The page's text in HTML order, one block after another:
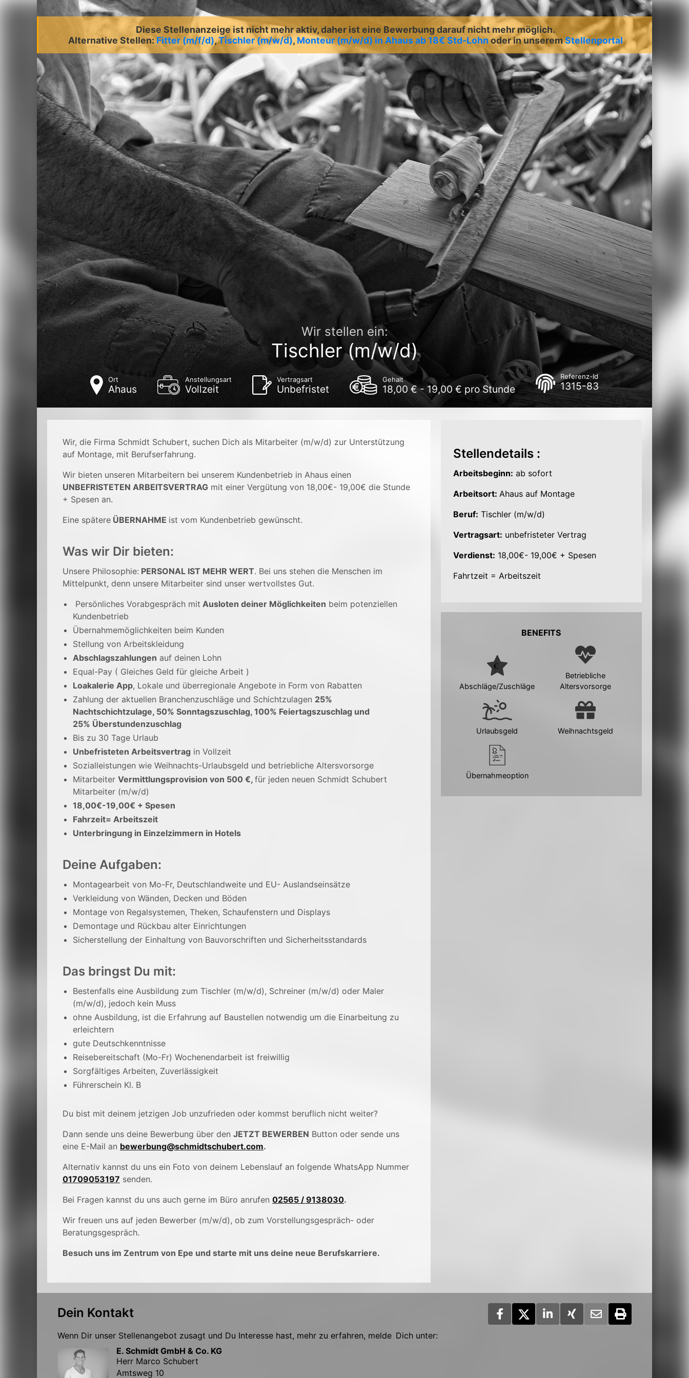
Diese Stellenanzeige ist nicht mehr aktiv, daher ist eine Bewerbung darauf nicht mehr möglich.
Alternative Stellen:Fitter (m/f/d),Tischler (m/w/d), Monteur (m/w/d) in Ahaus ab 18€ Std-Lohnoder in unseremStellenportal
Wir stellen ein:
Tischler (m/w/d)
Ort
Ahaus
Anstellungsart
Vollzeit
Vertragsart
Unbefristet
Gehalt
18,00 € - 19,00 € pro Stunde
Referenz-Id
1315-83
Wir, die Firma Schmidt Schubert, suchen Dich als Mitarbeiter (m/w/d) zur Unterstützung
auf Montage, mit Berufserfahrung.
Wir bieten unseren Mitarbeitern bei unserem Kundenbetrieb in Ahaus einen
UNBEFRISTETEN ARBEITSVERTRAG mit einer Vergütung von 18,00€- 19,00€ die Stunde
+ Spesen an.
Eine spätere ÜBERNAHME ist vom Kundenbetrieb gewünscht.
Was wir Dir bieten:
Unsere Philosophie: PERSONAL IST MEHR WERT. Bei uns stehen die Menschen im
Mittelpunkt, denn unsere Mitarbeiter sind unser wertvollstes Gut.
Persönliches Vorabgespräch mit Ausloten deiner Möglichkeiten beim potenziellen
Kundenbetrieb
Übernahmemöglichkeiten beim Kunden
Stellung von Arbeitskleidung
Abschlagszahlungen auf deinen Lohn
Equal-Pay ( Gleiches Geld für gleiche Arbeit )
Loakalerie App, Lokale und überregionale Angebote in Form von Rabatten
Zahlung der aktuellen Branchenzuschläge und Schichtzulagen 25%
Nachtschichtzulage, 50% Sonntagszuschlag, 100% Feiertagszuschlag und
25% Überstundenzuschlag
Bis zu 30 Tage Urlaub
Unbefristeten Arbeitsvertrag in Vollzeit
Sozialleistungen wie Weihnachts-Urlaubsgeld und betriebliche Altersvorsorge
Mitarbeiter Vermittlungsprovision von 500 €, für jeden neuen Schmidt Schubert
Mitarbeiter (m/w/d)
18,00€-19,00€ + Spesen
Fahrzeit= Arbeitszeit
Unterbringung in Einzelzimmern in Hotels
Deine Aufgaben:
Montagearbeit von Mo-Fr, Deutschlandweite und EU- Auslandseinsätze
Verkleidung von Wänden, Decken und Böden
Montage von Regalsystemen, Theken, Schaufenstern und Displays
Demontage und Rückbau alter Einrichtungen
Sicherstellung der Einhaltung von Bauvorschriften und Sicherheitsstandards
Das bringst Du mit:
Bestenfalls eine Ausbildung zum Tischler (m/w/d), Schreiner (m/w/d) oder Maler
(m/w/d), jedoch kein Muss
ohne Ausbildung, ist die Erfahrung auf Baustellen notwendig um die Einarbeitung zu
erleichtern
gute Deutschkenntnisse
Reisebereitschaft (Mo-Fr) Wochenendarbeit ist freiwillig
Sorgfältiges Arbeiten, Zuverlässigkeit
Führerschein Kl. B
Du bist mit deinem jetzigen Job unzufrieden oder kommst beruflich nicht weiter?
Dann sende uns deine Bewerbung über den JETZT BEWERBEN Button oder sende uns
eine E-Mail an bewerbung@schmidtschubert.com.
Alternativ kannst du uns ein Foto von deinem Lebenslauf an folgende WhatsApp Nummer
01709053197 senden.
Bei Fragen kannst du uns auch gerne im Büro anrufen 02565 / 9138030.
Wir freuen uns auf jeden Bewerber (m/w/d), ob zum Vorstellungsgespräch- oder
Beratungsgespräch.
Besuch uns im Zentrum von Epe und starte mit uns deine neue Berufskarriere.
Stellendetails :
Arbeitsbeginn: ab sofort
Arbeitsort: Ahaus auf Montage
Beruf: Tischler (m/w/d)
Vertragsart: unbefristeter Vertrag
Verdienst: 18,00€- 19,00€ + Spesen
Fahrtzeit = Arbeitszeit
BENEFITS
Abschläge/Zuschläge
Betriebliche
Altersvorsorge
Urlaubsgeld Weihnachtsgeld
Übernahmeoption
Dein Kontakt
Wenn Dir unser Stellenangebot zusagt und Du Interesse hast, mehr zu erfahren, melde Dich unter:
E. Schmidt GmbH & Co. KG
Herr Marco Schubert
Amtsweg 10